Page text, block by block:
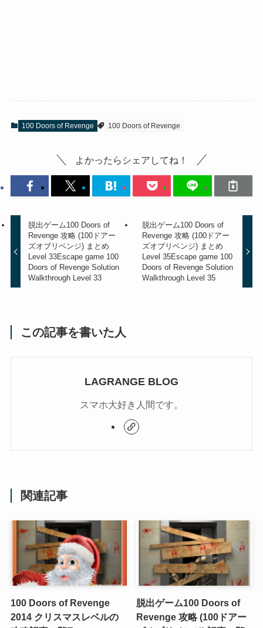
100 Doors of Revenge 100 Doors of Revenge
よかったらシェアしてね！
脱出ゲーム100 Doors of
Revenge 攻略 (100ドアー
ズオブリベンジ) まとめ
Level 33Escape game 100
Doors of Revenge Solution
Walkthrough Level 33
脱出ゲーム100 Doors of
Revenge 攻略 (100ドアー
ズオブリベンジ) まとめ
Level 35Escape game 100
Doors of Revenge Solution
Walkthrough Level 35
この記事を書いた人
LAGRANGE BLOG
スマホ大好き人間です。
関連記事
100 Doors of Revenge
2014 クリスマスレベルの
脱出ゲーム100 Doors of
Revenge 攻略 (100ドアー